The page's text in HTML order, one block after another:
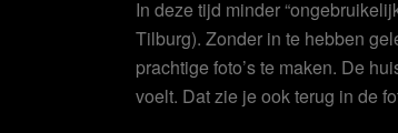
In deze tijd minder
Tilburg). Zonder in te hebben
prachtige foto’s te maken. De
voelt. Dat zie je ook terug in de